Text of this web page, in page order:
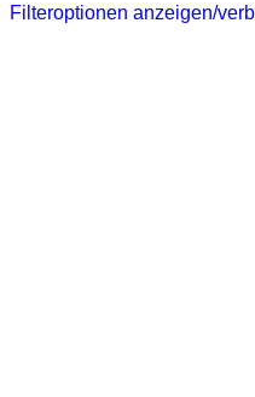
Filteroptionen anzeigen/